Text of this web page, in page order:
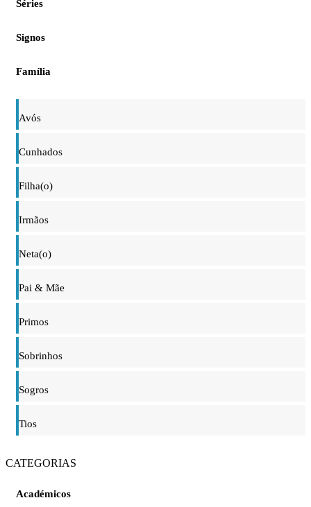
Séries
Signos
Família
Avós
Cunhados
Filha(o)
Irmãos
Neta(o)
Pai & Mãe
Primos
Sobrinhos
Sogros
Tios
CATEGORIAS
Académicos